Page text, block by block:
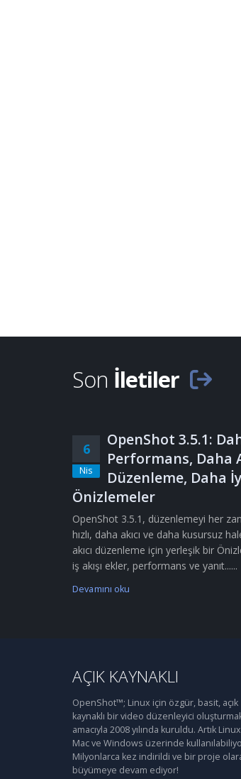
Son İletiler
6
Nis
OpenShot 3.5.1:
Performans, Daha
Düzenleme, Daha
Önizlemeler
OpenShot 3.5.1, düzenlemeyi her
hızlı, daha akıcı ve daha kusursuz
akıcı düzenleme için yerleşik bir
iş akışı ekler, performans ve yanıt......
Devamını oku
AÇIK KAYNAKLI
OpenShot™; Linux için özgür, basit, açık
kaynaklı bir video düzenleyici
amacıyla 2008 yılında kuruldu. Artık
Mac ve Windows üzerinde
Milyonlarca kez indirildi ve bir proje
büyümeye devam ediyor!